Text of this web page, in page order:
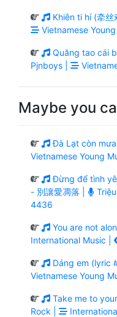
Khiên ti hí (牵丝
Vietnamese Young
Quăng tao cái
Pjnboys |
Maybe you
Đà Lạt còn
Vietnamese Young
Đừng để tình
- 別讓愛凋落 |
4436
You are not
International Music |
Dáng em (lyric
Vietnamese Young
Take me to
Rock |